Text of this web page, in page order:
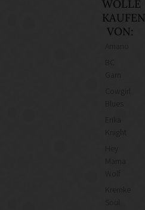
WOLLE
KAUFEN
VON:
Cowgirl
Knight
Mama
Wolf
Kremke